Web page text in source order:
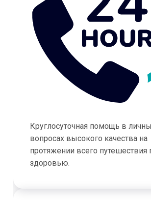
Круглосуточная помощь в
вопросах высокого качества на
протяжении всего путешествия
здоровью.